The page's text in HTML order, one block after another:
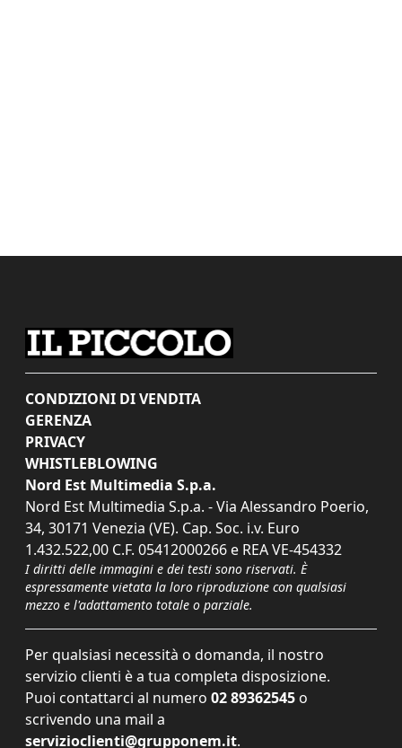
CONDIZIONI DI VENDITA
GERENZA
PRIVACY
WHISTLEBLOWING
Nord Est Multimedia S.p.a.
Nord Est Multimedia S.p.a. - Via Alessandro Poerio,
34, 30171 Venezia (VE). Cap. Soc. i.v. Euro
1.432.522,00 C.F. 05412000266 e REA VE-454332
I diritti delle immagini e dei testi sono riservati. È
espressamente vietata la loro riproduzione con qualsiasi
mezzo e l'adattamento totale o parziale.
Per qualsiasi necessità o domanda, il nostro
servizio clienti è a tua completa disposizione.
Puoi contattarci al numero 02 89362545 o
scrivendo una mail a
servizioclienti@grupponem.it.